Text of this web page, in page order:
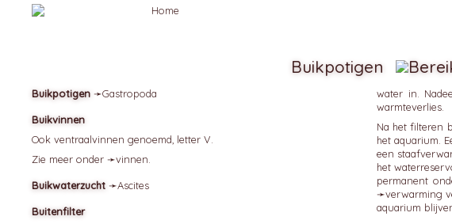
Buikpotigen
Buikpotigen ➛Gastropoda
Buikvinnen
Ook ventraalvinnen genoemd, letter V.
Zie meer onder ➛vinnen
Buikwaterzucht ➛Ascites
Buitenfilter
water in.
warmteverlies.
Na het filteren
het aquarium.
een
het
permanent
➛verwarming
aquarium